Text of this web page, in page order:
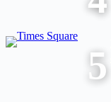
5